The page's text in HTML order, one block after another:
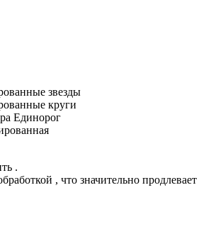
звезды
круги
Единорог
.
, что значительно продлевает